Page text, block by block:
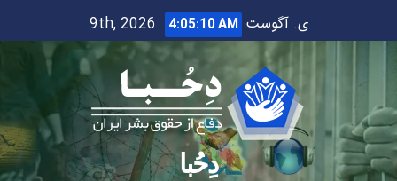
to
ی. آگوست 9th, 2026 4:05:11 AM
دِحُبا